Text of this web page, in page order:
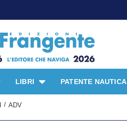
LIBRI PATENTE NAUTICA
/ ADV